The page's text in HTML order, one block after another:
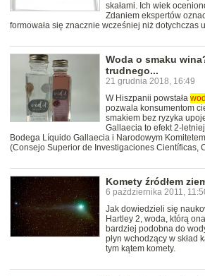
skałami. Ich wiek
Zdaniem ekspertów
formowała się znacznie wcześniej niż dotychczas
Woda o smaku
trudnego...
21 grudnia 2018, 16:49
W Hiszpanii powstała
pozwala konsumentom
smakiem bez ryzyka
Gallaecia to efekt 2-
Bodega Líquido Gallaecia i Narodowym
(Consejo Superior de Investigaciones Científicas,
Komety źródłem
6 października 2011,
Jak dowiedzieli się
Hartley 2, woda, którą
bardziej podobna do
płyn wchodzący w skład
tym kątem komety.